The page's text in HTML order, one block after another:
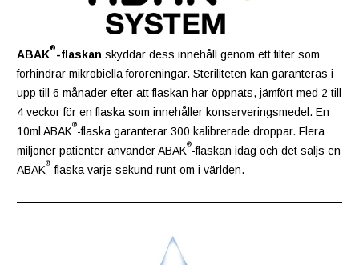
ABAK® -flaskan skyddar dess innehåll genom ett filter som
förhindrar mikrobiella föroreningar. Steriliteten kan garanteras i
upp till 6 månader efter att flaskan har öppnats, jämfört med 2 till
4 veckor för en flaska som innehåller konserveringsmedel. En
10ml ABAK®-flaska garanterar 300 kalibrerade droppar. Flera
miljoner patienter använder ABAK®-flaskan idag och det säljs en
ABAK®-flaska varje sekund runt om i världen.